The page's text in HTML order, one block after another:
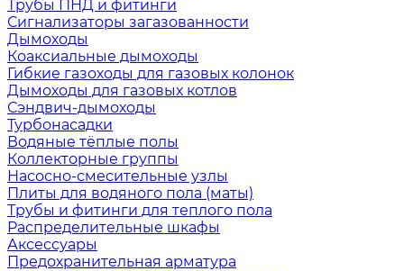
Трубы ПНД и фитинги
Сигнализаторы загазованности
Дымоходы
Коаксиальные дымоходы
Гибкие газоходы для газовых колонок
Дымоходы для газовых котлов
Сэндвич-дымоходы
Турбонасадки
Водяные тёплые полы
Коллекторные группы
Насосно-смесительные узлы
Плиты для водяного пола (маты)
Трубы и фитинги для теплого пола
Распределительные шкафы
Аксессуары
Предохранительная арматура